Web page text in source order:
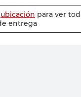
ubicación para ver
entrega